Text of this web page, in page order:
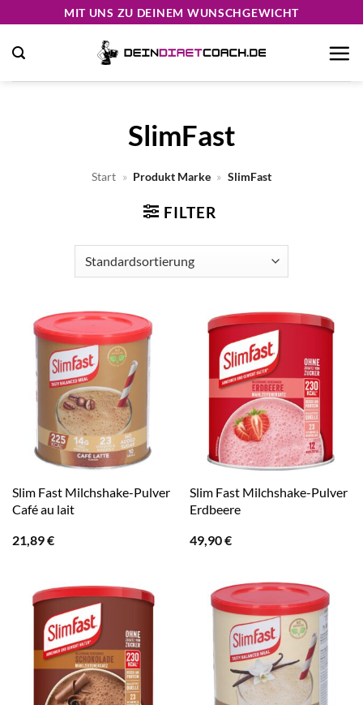
springen
MIT UNS ZU DEINEM WUNSCHGEWICHT
SlimFast
Start » Produkt Marke » SlimFast
FILTER
Slim Fast Milchshake-Pulver
Café au lait
21,89€
Slim Fast Milchshake-Pulver
Erdbeere
49,90€